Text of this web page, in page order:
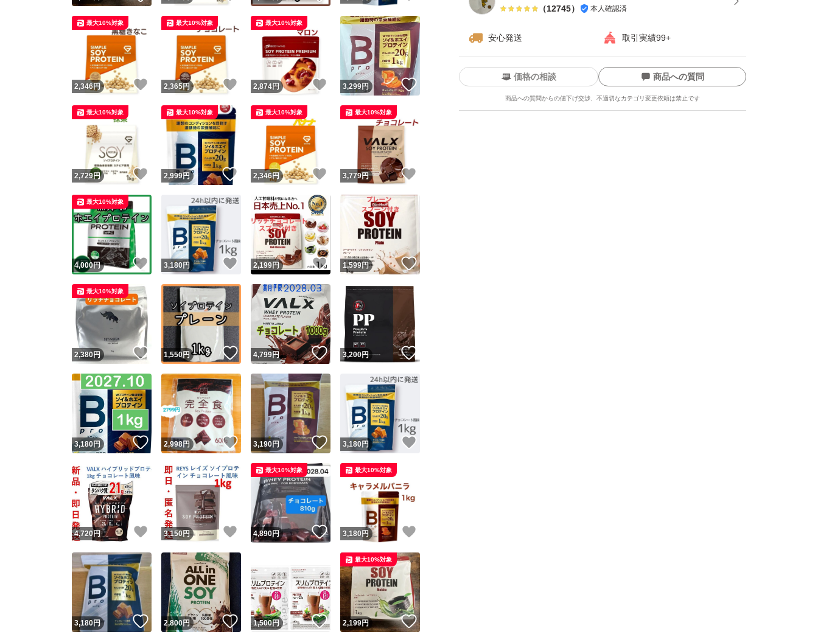
ます。
（12745） 本人確認済
安心発送 取引実績99+
ユーザーの実績について
Yahoo!フリマが定めた一定の基準を満たしたユーザーにバッジを付与しています
安心取引出品者
安心取引出品者 Yahoo!フリマの基準をクリアした安心・安全なユーザーです
取引実績
取引実績◯+ このユーザーはYahoo!フリマの取引を完了させた実績があります
他フリマ実績◯+ このユーザーは他フリマサービスでの取引実績があります
スピード&安心発送
※このバッジは実績に基づく表示であり、発送を保証しているものではありません
スピード＆安心発送
このユーザーは高頻度で24時間以内＆設定した発送日数内に発送してい
ます
価格の相談 商品への質問
商品への質問からの値下げ交渉、不適切なカテゴリ変更依頼は禁止です
この商品の情報をコピーします
商品画像の無断転載は禁止されています
コピーは1商品につき1回です
出品ページへ
キャンセル
2,346円 いいね！
最大10%対象
2,365円 いいね！
最大10%対象
2,874円 いいね！
最大10%対象
3,299円
2,729円 いいね！
最大10%対象
2,999円 いいね！
最大10%対象
2,346円 いいね！
最大10%対象
3,779円
最大10%対象
4,000円 いいね！
最大10%対象
3,180円 いいね！
2,199円 いいね！
1,599円 いいね！
2,380円 いいね！
最大10%対象
1,550円 いいね！
4,799円 いいね！
3,200円
3,180円 いいね！
2,998円 いいね！
3,190円 いいね！
3,180円
4,720円 いいね！
3,150円 いいね！
4,890円 いいね！
最大10%対象
3,180 円
最大10%対象
3,180円 いいね！
2,800円 いいね！
1,500円 いいね！
2,199円 いいね！
最大10%対象